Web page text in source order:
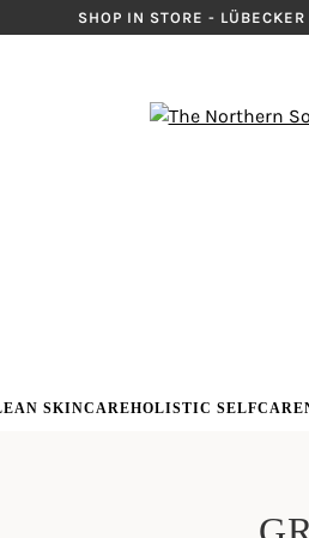
SHOP IN STORE - LÜBECKER
SKINCAREHOLISTIC SELFCARE